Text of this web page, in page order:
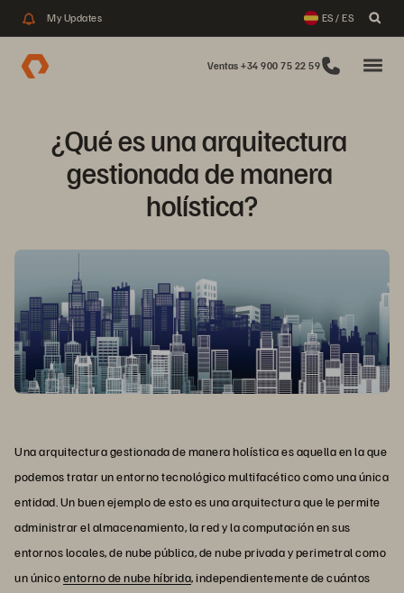
My Updates ES / ES
Ventas +34 900 75 22 59
¿Qué es una arquitectura
gestionada de manera
holística?
Una arquitectura gestionada de manera holística es aquella en la que
podemos tratar un entorno tecnológico multifacético como una única
entidad. Un buen ejemplo de esto es una arquitectura que le permite
administrar el almacenamiento, la red y la computación en sus
entornos locales, de nube pública, de nube privada y perimetral como
un únicoentorno de nube híbrida, independientemente de cuántos